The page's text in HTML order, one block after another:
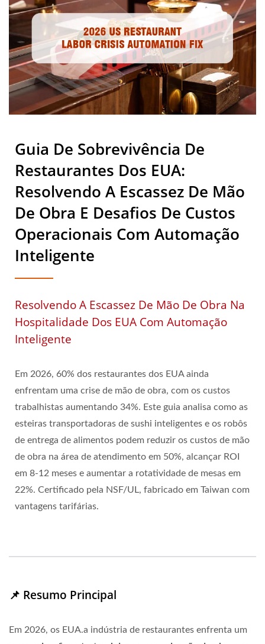
Taiwan | Hong Chiang
Esteira de Sushi Rotativa, Sistema de Pedido por Tablet,
Sistema de Pedido Móvel, Esteira de Exibição, Máquina de
Sushi, Sistema de Entrega de Comida Personalizado e
Utensílios de Mesa. Bem-vindo para entrar em contato
conosco.
Guia De Sobrevivência De
Restaurantes Dos EUA:
Resolvendo A Escassez De Mão
De Obra E Desafios De Custos
Operacionais Com Automação
Inteligente
Resolvendo A Escassez De Mão De Obra Na
Hospitalidade Dos EUA Com Automação
Inteligente
Em 2026, 60% dos restaurantes dos EUA ainda
enfrentam uma crise de mão de obra, com os custos
trabalhistas aumentando 34%. Este guia analisa como as
esteiras transportadoras de sushi inteligentes e os robôs
de entrega de alimentos podem reduzir os custos de mão
de obra na área de atendimento em 50%, alcançar ROI
em 8-12 meses e aumentar a rotatividade de mesas em
22%. Certificado pela NSF/UL, fabricado em Taiwan com
vantagens tarifárias.
📌 Resumo Principal
Em 2026, os EUA.a indústria de restaurantes enfrenta um